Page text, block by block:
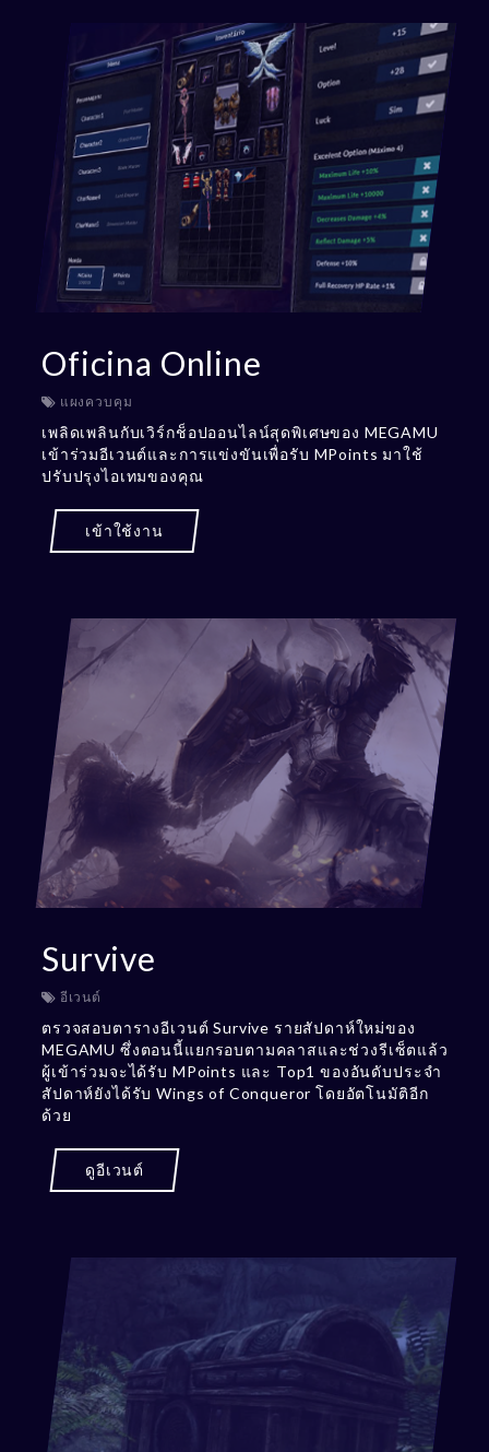
Oficina Online
แผงควบคุม
เพลิดเพลินกับเวิร์กช็อปออนไลน์สุดพิเศษของ MEGAMU
เข้าร่วมอีเวนต์และการแข่งขันเพื่อรับ MPoints มาใช้
ปรับปรุงไอเทมของคุณ
เข้าใช้งาน
Survive
อีเวนต์
ตรวจสอบตารางอีเวนต์ Survive รายสัปดาห์ใหม่ของ
MEGAMU ซึ่งตอนนี้แยกรอบตามคลาสและช่วงรีเซ็ตแล้ว
ผู้เข้าร่วมจะได้รับ MPoints และ Top1 ของอันดับประจำ
สัปดาห์ยังได้รับ Wings of Conqueror โดยอัตโนมัติอีก
ด้วย
ดูอีเวนต์